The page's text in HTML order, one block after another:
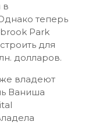
в
теперь
Park
для
долларов.
владеют
Ваниша